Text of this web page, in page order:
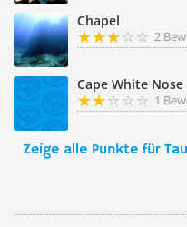
Chapel
2
Cape White Nose
1
Zeige alle Punkte für